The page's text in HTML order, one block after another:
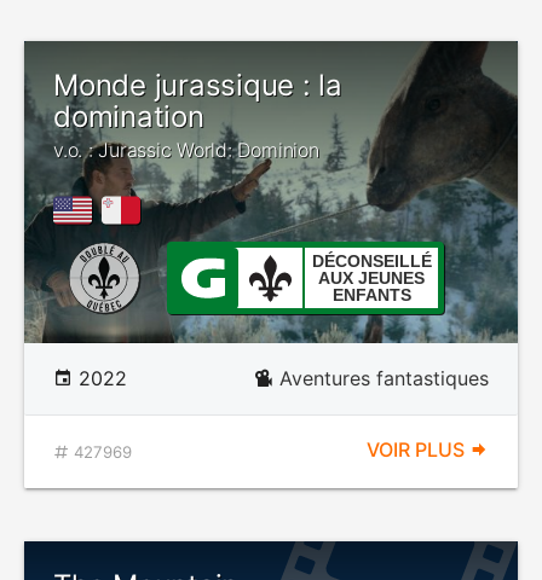
Monde jurassique : la
domination
v.o. : Jurassic World: Dominion
DÉCONSEILLÉ
AUX JEUNES
ENFANTS
2022 Aventures fantastiques
427969 VOIR PLUS